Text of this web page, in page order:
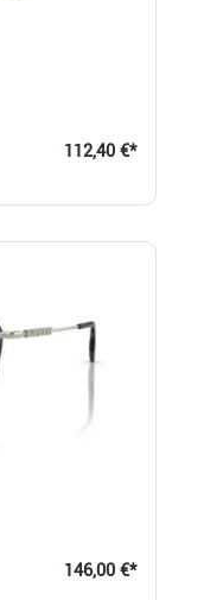
112,40 €*
146,00 €*